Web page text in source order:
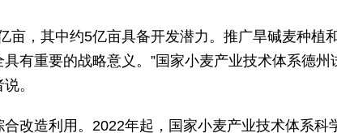
亩，其中约5亿亩具备开发潜力。推广旱碱麦种
有重要的战略意义。”国家小麦产业技术体系德
。
改造利用。2022年起，国家小麦产业技术体系